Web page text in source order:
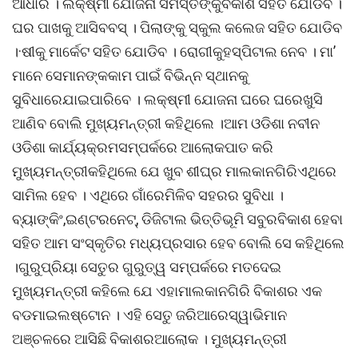
ଆଧାର । ଲକ୍ଷ୍ମୀ ଯୋଜନା ସମସ୍ତଙ୍କୁବିକାଶ ସହିତ ଯୋଡିବ ।
ଘର ପାଖକୁ ଆସିବବସ୍ । ପିଲାଙ୍କୁ ସ୍କୁଲ କଲେଜ ସହିତ ଯୋଡିବ
।·ଷୀକୁ ମାର୍କେଟ ସହିତ ଯୋଡିବ । ରୋଗୀକୁହସ୍ପିଟାଲ ନେବ । ମା’
ମାନେ ସେମାନଙ୍କକାମ ପାଇଁ ବିଭିନ୍ନ ସ୍ଥାନକୁ
ସୁବିଧାରେଯାଇପାରିବେ । ଲକ୍ଷ୍ମୀ ଯୋଜନା ଘରେ ଘରେଖୁସି
ଆଣିବ ବୋଲି ମୁଖ୍ୟମନ୍ତ୍ରୀ କହିଥିଲେ ।ଆମ ଓଡିଶା ନବୀନ
ଓଡିଶା କାର୍ଯ୍ୟକ୍ରମସମ୍ପର୍କରେ ଆଲୋକପାତ କରି
ମୁଖ୍ୟମନ୍ତ୍ରୀକହିଥିଲେ ଯେ ଖୁବ ଶୀଘ୍ର ମାଲକାନଗିରିଏଥିରେ
ସାମିଲ ହେବ । ଏଥିରେ ଗାଁରେମିଳିବ ସହରର ସୁବିଧା ।
ବ୍ୟାଙ୍କିଂ,ଇଣ୍ଟରନେଟ୍, ଡିଜିଟାଲ ଭିତ୍ତିଭୂମି ସବୁରବିକାଶ ହେବା
ସହିତ ଆମ ସଂସ୍କୃତିର ମଧ୍ୟପ୍ରସାର ହେବ ବୋଲି ସେ କହିଥିଲେ
।ଗୁରୁପ୍ରିୟା ସେତୁର ଗୁରୁତ୍ୱ ସମ୍ପର୍କରେ ମତଦେଇ
ମୁଖ୍ୟମନ୍ତ୍ରୀ କହିଲେ ଯେ ଏହାମାଲକାନଗିରି ବିକାଶର ଏକ
ବଡମାଇଲଷ୍ଟୋନ । ଏହି ସେତୁ ଜରିଆରେସ୍ୱାଭିମାନ
ଅଞ୍ଚଳରେ ଆସିଛି ବିକାଶରଆଲୋକ । ମୁଖ୍ୟମନ୍ତ୍ରୀ